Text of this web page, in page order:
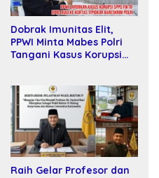
Dobrak Imunitas Elit,
PPWI Minta Mabes Polri
Tangani Kasus Korupsi
Raih Gelar Profesor dan